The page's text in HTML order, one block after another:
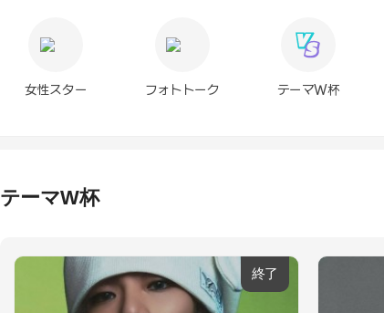
女性スター フォトトーク テーマW杯
テーマW杯
終了